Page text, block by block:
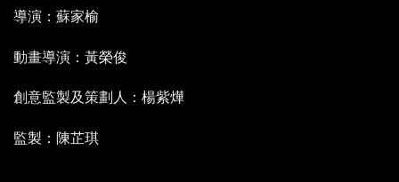
導演：蘇家榆
動畫導演：黃榮俊
創意監製及策劃人：楊紫燁
監製：陳芷琪